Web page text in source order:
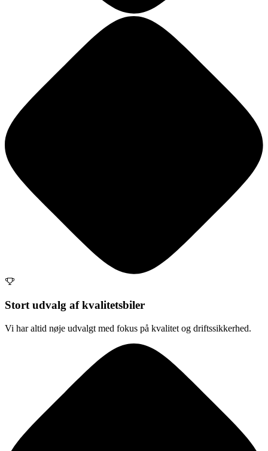
Stort udvalg af kvalitetsbiler
Vi har altid nøje udvalgt med fokus på kvalitet og driftssikkerhed.